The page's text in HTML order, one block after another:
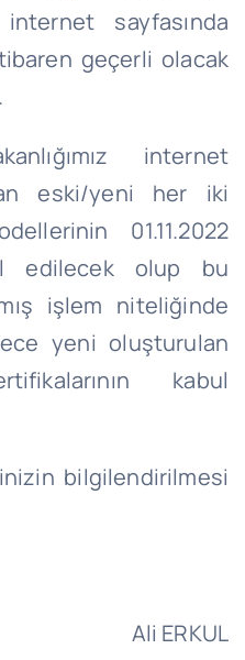
internet sayfasında
geçerli olacak
internet
eski/yeni her iki
01.11.2022
edilecek olup bu
işlem niteliğinde
yeni oluşturulan
kabul
bilgilendirilmesi
Ali ERKUL